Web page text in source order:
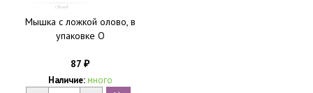
Мышка с ложкой олово, в
упаковке O
87 ₽
Наличие: много